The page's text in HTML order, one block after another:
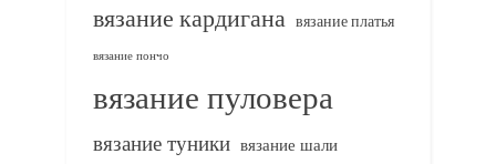
вязание кардигана вязание платья
вязание пончо
вязание пуловера
вязание туники вязание шали